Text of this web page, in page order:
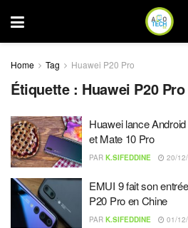
Home Tag Huawei P20 Pro
Étiquette : Huawei P20 Pro
Huawei lance
et Mate 10 Pro
PAR K.SIFEDDINE 20/
EMUI 9 fait son
P20 Pro en Chine
PAR K.SIFEDDINE 01/